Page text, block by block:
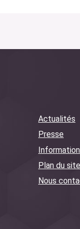
Actualités
Presse
Plan du site
Nous